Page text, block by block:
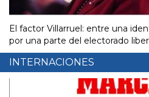
El factor Villarruel: entre una
por una parte del electorado
INTERNACIONES